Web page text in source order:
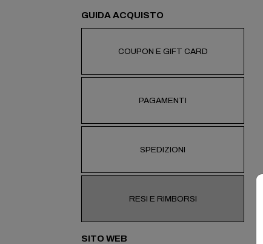
GUIDA ACQUISTO
COUPON E GIFT CARD
PAGAMENTI
SPEDIZIONI
RESI E RIMBORSI
SITO WEB